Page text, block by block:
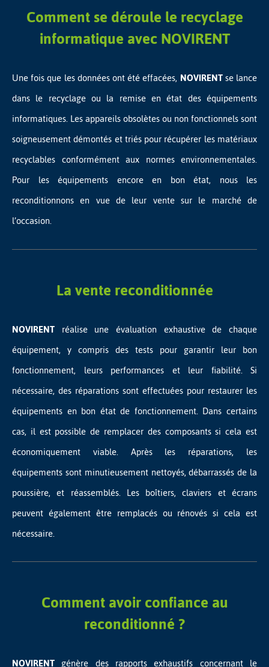
Comment se déroule le recyclage
informatique avec NOVIRENT
Une fois que les données ont été effacées, NOVIRENTse lance
dans le recyclage ou la remise en état des équipements
informatiques. Les appareils obsolètes ou non fonctionnels sont
soigneusement démontés et triés pour récupérer les matériaux
recyclables conformément aux normes environnementales.
Pour les équipements encore en bon état, nous les
reconditionnons en vue de leur vente sur le marché de
l’occasion.
La vente reconditionnée
NOVIRENT réalise une évaluation exhaustive de chaque
équipement, y compris des tests pour garantir leur bon
fonctionnement, leurs performances et leur fiabilité. Si
nécessaire, des réparations sont effectuées pour restaurer les
équipements en bon état de fonctionnement. Dans certains
cas, il est possible de remplacer des composants si cela est
économiquement viable. Après les réparations, les
équipements sont minutieusement nettoyés, débarrassés de la
poussière, et réassemblés. Les boîtiers, claviers et écrans
peuvent également être remplacés ou rénovés si cela est
nécessaire.
Comment avoir confiance au
reconditionné ?
NOVIRENTgénère des rapports exhaustifs concernant le